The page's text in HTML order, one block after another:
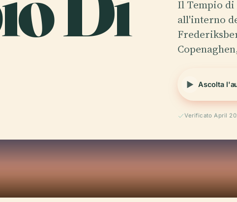
Il Tempio di
all'interno
Ascolta
Verificato April